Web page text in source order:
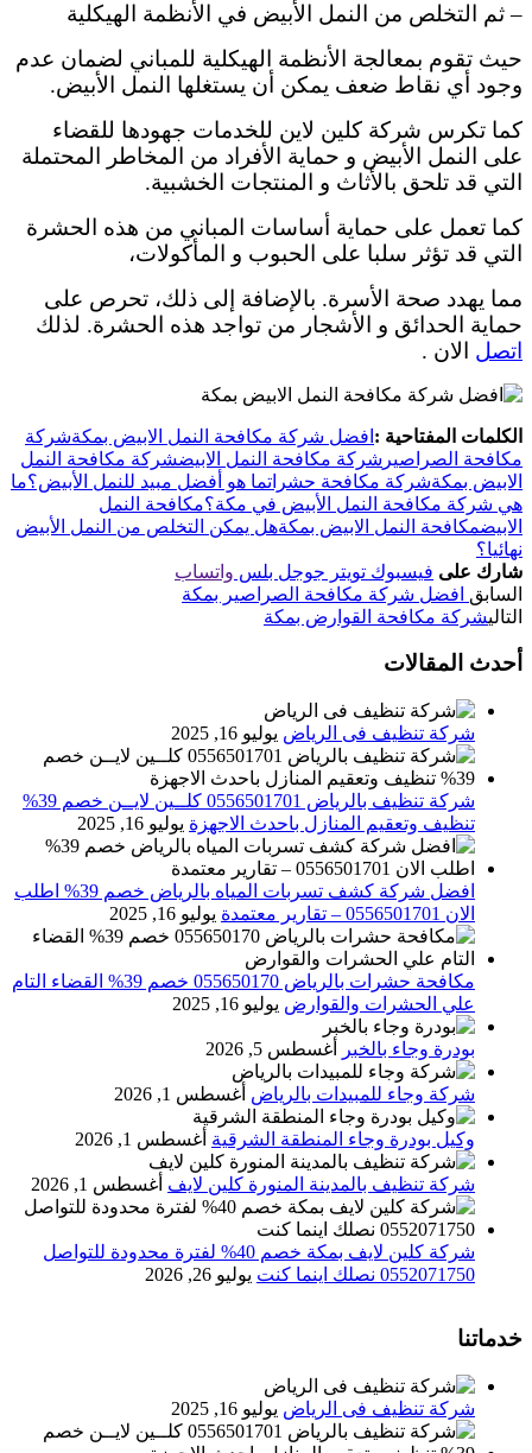
– ثم التخلص من النمل الأبيض في الأنظمة الهيكلية
حيث تقوم بمعالجة الأنظمة الهيكلية للمباني لضمان عدم
وجود أي نقاط ضعف يمكن أن يستغلها النمل الأبيض.
كما تكرس شركة كلين لاين للخدمات جهودها للقضاء
على النمل الأبيض و حماية الأفراد من المخاطر المحتملة
التي قد تلحق بالأثاث و المنتجات الخشبية.
كما تعمل على حماية أساسات المباني من هذه الحشرة
التي قد تؤثر سلبا على الحبوب و المأكولات،
مما يهدد صحة الأسرة. بالإضافة إلى ذلك، تحرص على
حماية الحدائق و الأشجار من تواجد هذه الحشرة. لذلك
اتصل
الان .
الكلمات المفتاحية : افضل شركة مكافحة النمل الابيض بمكةشركة
مكافحة الصراصير شركة مكافحة النمل الابيضشركة مكافحة النمل
الابيض بمكةشركة مكافحة حشراتما هو أفضل مبيد للنمل الأبيض؟ما
هي شركة مكافحة النمل الأبيض في مكة؟مكافحة النمل
الابيضمكافحة النمل الابيض بمكةهل يمكن التخلص من النمل الأبيض
نهائيا؟
شارك على فيسبوك تويتر جوجل بلس واتساب
السابق افضل شركة مكافحة الصراصير بمكة
التاليشركة مكافحة القوارض بمكة
أحدث المقالات
شركة تنظيف فى الرياض يوليو 16, 2025
شركة تنظيف بالرياض 0556501701 كلــين لايــن خصم 39%
تنظيف وتعقيم المنازل باحدث الاجهزة يوليو 16, 2025
افضل شركة كشف تسربات المياه بالرياض خصم 39% اطلب
الان 0556501701‬‏ – تقارير معتمدة
يوليو 16, 2025
مكافحة حشرات بالرياض 055650170 خصم 39% القضاء التام
علي الحشرات والقوارض يوليو 16, 2025
بودرة وجاء بالخبر أغسطس 5, 2026
شركة وجاء للمبيدات بالرياض أغسطس 1, 2026
وكيل بودرة وجاء المنطقة الشرقية أغسطس 1, 2026
شركة تنظيف بالمدينة المنورة كلين لايف أغسطس 1, 2026
شركة كلين لايف بمكة خصم 40% لفترة محدودة للتواصل
0552071750 نصلك اينما كنت
يوليو 26, 2026
خدماتنا
شركة تنظيف فى الرياض يوليو 16, 2025